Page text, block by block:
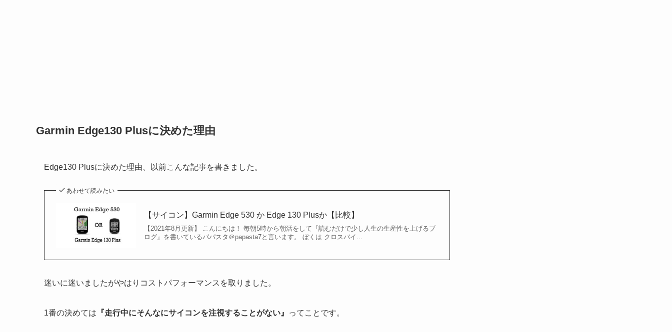
Garmin Edge130 Plusに決めた理由
Edge130 Plusに決めた理由、以前こんな記事を書きました。
あわせて読みたい
【サイコン】Garmin Edge 530 か Edge 130 Plusか【比較】
【2021年8月更新】 こんにちは！ 毎朝5時から朝活をして『読むだけで少し人生の生産性を上げるブ
ログ』を書いているパパスタ＠papasta7と言います。 ぼくは クロスバイ...
迷いに迷いましたがやはりコストパフォーマンスを取りました。
1番の決めては 『走行中にそんなにサイコンを注視することがない』 ってことです。